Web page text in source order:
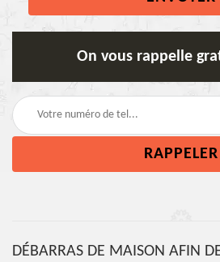
On vous rappelle
DÉBARRAS DE MAISON AFIN